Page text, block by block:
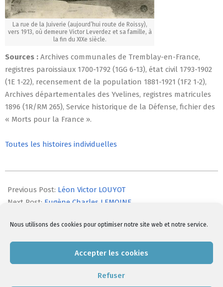
Nous utilisons des cookies pour optimiser notre site web et notre service.
Accepter les cookies
Refuser
La rue de la Juiverie (aujourd’hui route de Roissy),
vers 1913, où demeure Victor Leverdez et sa famille, à
la fin du XIXe siècle.
Sources : Archives communales de Tremblay-en-France,
registres paroissiaux 1700-1792 (1GG 6-13), état civil 1793-1902
(1E 1-22), recensement de la population 1881-1921 (1F2 1-2),
Archives départementales des Yvelines, registres matricules
1896 (1R/RM 265), Service historique de la Défense, fichier des
« Morts pour la France ».
Toutes les histoires individuelles
07-
23
Previous Post: Léon Victor LOUYOT
Next Post: Eugène Charles LEMOINE
Comments are closed, but